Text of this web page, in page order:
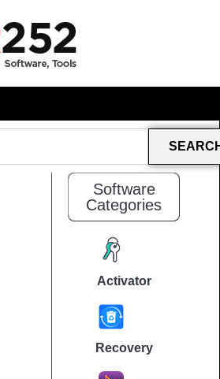
Software
Categories
Activator
Recovery